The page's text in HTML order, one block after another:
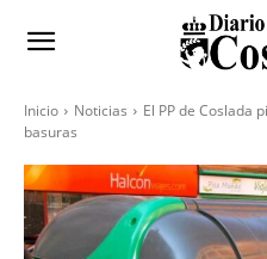
Inicio Noticias
El PP de Coslada
basuras